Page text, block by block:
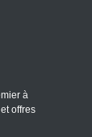
à
offres